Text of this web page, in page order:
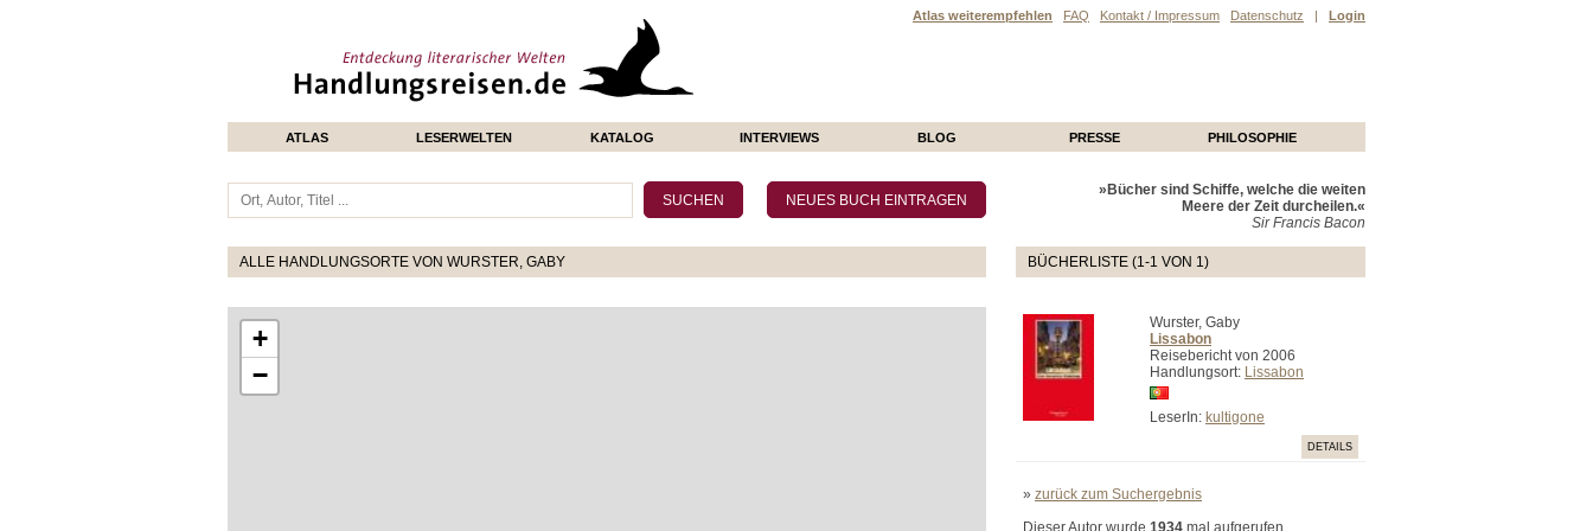
Atlas weiterempfehlen FAQ Kontakt / Impressum Datenschutz | Login
ATLAS LESERWELTEN KATALOG INTERVIEWS BLOG PRESSE PHILOSOPHIE
ALLE HANDLUNGSORTE VON WURSTER, GABY
+
−
»Bücher sind Schiffe, welche die weiten
Meere der Zeit durcheilen.«
Sir Francis Bacon
BÜCHERLISTE (1-1 VON 1)
Wurster, Gaby
Lissabon
Reisebericht von 2006
Handlungsort: Lissabon
LeserIn: kultigone
DETAILS
» zurück zum Suchergebnis
Dieser Autor wurde 1934 mal aufgerufen.